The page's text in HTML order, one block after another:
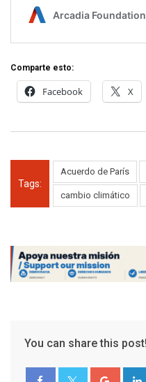
Comparte esto:
Facebook X
Tags:
Acuerdo de París
cambio climático
You can share this post!